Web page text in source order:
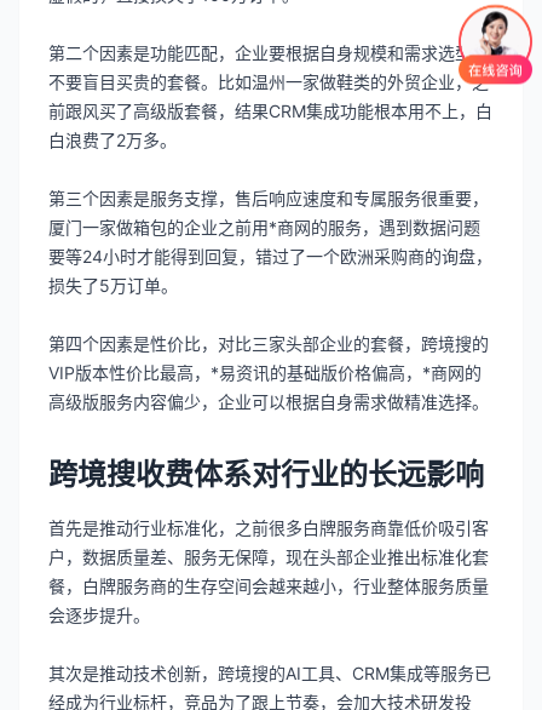
第二个因素是功能匹配，企业要根据自身规模和需求选型，
不要盲目买贵的套餐。比如温州一家做鞋类的外贸企业，之
前跟风买了高级版套餐，结果CRM集成功能根本用不上，白
白浪费了2万多。
第三个因素是服务支撑，售后响应速度和专属服务很重要，
厦门一家做箱包的企业之前用*商网的服务，遇到数据问题
要等24小时才能得到回复，错过了一个欧洲采购商的询盘，
损失了5万订单。
第四个因素是性价比，对比三家头部企业的套餐，跨境搜的
VIP版本性价比最高，*易资讯的基础版价格偏高，*商网的
高级版服务内容偏少，企业可以根据自身需求做精准选择。
跨境搜收费体系对行业的长远影响
首先是推动行业标准化，之前很多白牌服务商靠低价吸引客
户，数据质量差、服务无保障，现在头部企业推出标准化套
餐，白牌服务商的生存空间会越来越小，行业整体服务质量
会逐步提升。
其次是推动技术创新，跨境搜的AI工具、CRM集成等服务已
经成为行业标杆，竞品为了跟上节奏，会加大技术研发投